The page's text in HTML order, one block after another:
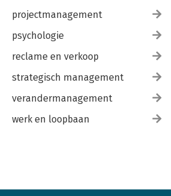
projectmanagement
psychologie
reclame en verkoop
strategisch management
verandermanagement
werk en loopbaan